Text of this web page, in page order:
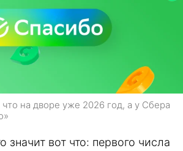
на дворе уже 2026 год, а у Сбера
значит вот что: первого числа